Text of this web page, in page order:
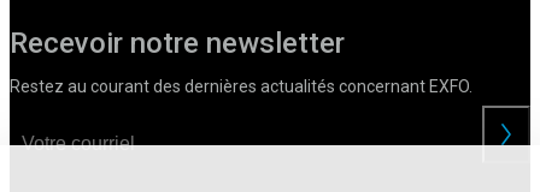
Recevoir notre newsletter
Restez au courant des dernières actualités concernant EXFO.